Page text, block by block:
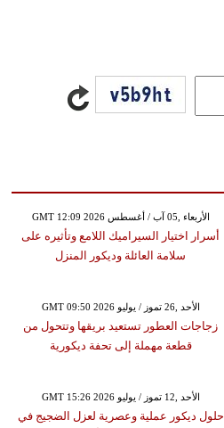
GMT 12:09 2026 الأربعاء ,05 آب / أغسطس
أسرار اختيار السيراميك اللامع وتأثيره على
سلامة العائلة وديكور المنزل
GMT 09:50 2026 الأحد ,26 تموز / يوليو
زجاجات العطور تستعيد بريقها وتتحول من
قطعة مهملة إلى تحفة ديكورية
GMT 15:26 2026 الأحد ,12 تموز / يوليو
حلول ديكور عملية وعصرية لعزل الضجيج في